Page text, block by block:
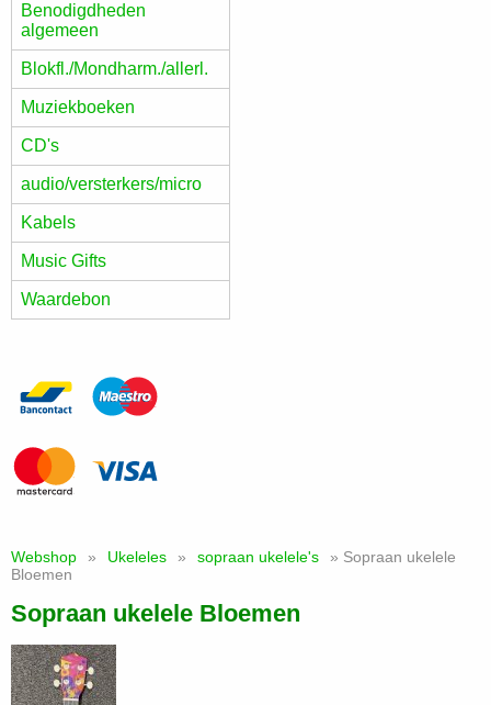
Benodigdheden
algemeen
Blokfl./Mondharm./allerl.
Muziekboeken
CD's
audio/versterkers/micro
Kabels
Music Gifts
Waardebon
Webshop » Ukeleles » sopraan ukelele's
» Sopraan ukelele
Bloemen
Sopraan ukelele Bloemen